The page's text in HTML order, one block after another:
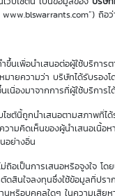
ถือ
นเพื่อนำเสนอต่อผู้ใช้บริการ
มายความว่า บริษัทได้รับรอ
เนื่องมาจากการที่ผู้ใช้บริการ
ซต์นี้ถูกนำเสนอตามสภาพที่ไ
วามคิดเห็นของผู้นำเสนอเนื้
อย่างอื่น
ถือเป็นการเสนอหรือจูงใจ
ดสินใจลงทุนซึ่งใช้ข้อมูลที่ปร
หรือบุคคลใดๆ ในความเสีย
จจุบัน